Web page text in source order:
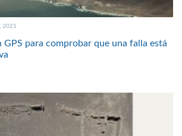
2021
para comprobar que una falla está